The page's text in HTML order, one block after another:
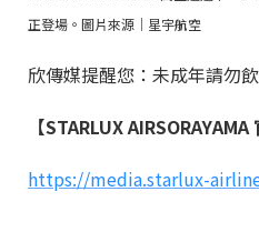
正登場。圖片來源｜星宇航空
欣傳媒提醒您：未成年請勿
【STARLUX AIRSORAYAMA
https://media.starlux-